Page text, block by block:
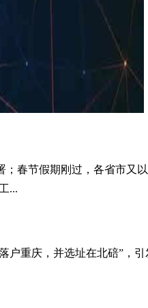
春节假期刚过，各省市又
...
重庆，并选址在北碚”，